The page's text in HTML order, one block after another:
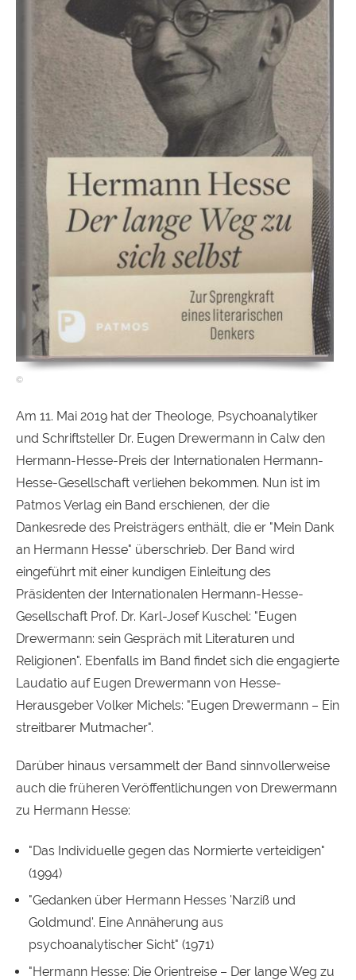
Am 11. Mai 2019 hat der Theologe, Psychoanalytiker
und Schriftsteller Dr. Eugen Drewermann in Calw den
Hermann-Hesse-Preis der Internationalen Hermann-
Hesse-Gesellschaft verliehen bekommen. Nun ist im
Patmos Verlag ein Band erschienen, der die
Dankesrede des Preisträgers enthält, die er "Mein Dank
an Hermann Hesse" überschrieb. Der Band wird
eingeführt mit einer kundigen Einleitung des
Präsidenten der Internationalen Hermann-Hesse-
Gesellschaft Prof. Dr. Karl-Josef Kuschel: "Eugen
Drewermann: sein Gespräch mit Literaturen und
Religionen". Ebenfalls im Band findet sich die engagierte
Laudatio auf Eugen Drewermann von Hesse-
Herausgeber Volker Michels: "Eugen Drewermann – Ein
streitbarer Mutmacher".
Darüber hinaus versammelt der Band sinnvollerweise
auch die früheren Veröffentlichungen von Drewermann
zu Hermann Hesse:
"Das Individuelle gegen das Normierte verteidigen"
(1994)
"Gedanken über Hermann Hesses 'Narziß und
Goldmund'. Eine Annäherung aus
psychoanalytischer Sicht" (1971)
"Hermann Hesse: Die Orientreise – Der lange Weg zu